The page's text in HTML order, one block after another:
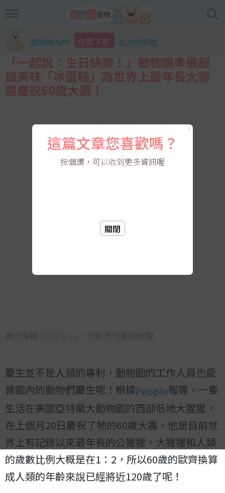
愛寵物APP 免費下載 在APP開啟
「一起說：生日快樂！」動物園準備超
級美味「冰蛋糕」為世界上最年長大猩
猩慶祝60歲大壽！
責任編輯: Kityeng Lai / 分類: 野生動物新聞
慶生並不是人類的專利，動物園的工作人員也愛
替園內的動物們慶生呢！根據People報導，一隻
生活在美國亞特蘭大動物園的西部低地大猩猩，
在上個月20日慶祝了牠的60歲大壽，他是目前世
界上有記錄以來最年長的公猩猩。大猩猩和人類
的歲數比例大概是在1：2，所以60歲的歐齊換算
成人類的年齡來說已經將近120歲了呢！
X
這篇文章您喜歡嗎？
按個讚，可以收到更多資訊喔
關閉